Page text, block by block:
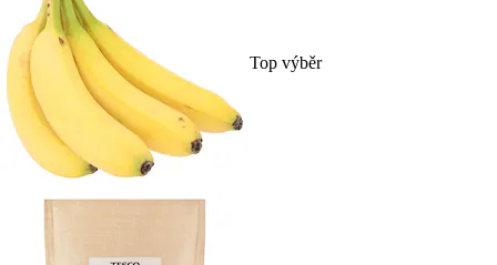
Top výběr